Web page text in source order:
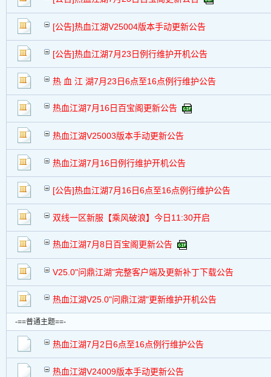
[公告]热血江湖V25004版本手动更新公告
[公告]热血江湖7月23日例行维护开机公告
热 血 江 湖7月23日6点至16点例行维护公告
热血江湖7月16日百宝阁更新公告
热血江湖V25003版本手动更新公告
热血江湖7月16日例行维护开机公告
[公告]热血江湖7月16日6点至16点例行维护公告
双线一区新服【乘风破浪】今日11:30开启
热血江湖7月8日百宝阁更新公告
V25.0"问鼎江湖"完整客户端及更新补丁下载公告
热血江湖V25.0"问鼎江湖"更新维护开机公告
-==普通主题==-
热血江湖7月2日6点至16点例行维护公告
热血江湖V24009版本手动更新公告